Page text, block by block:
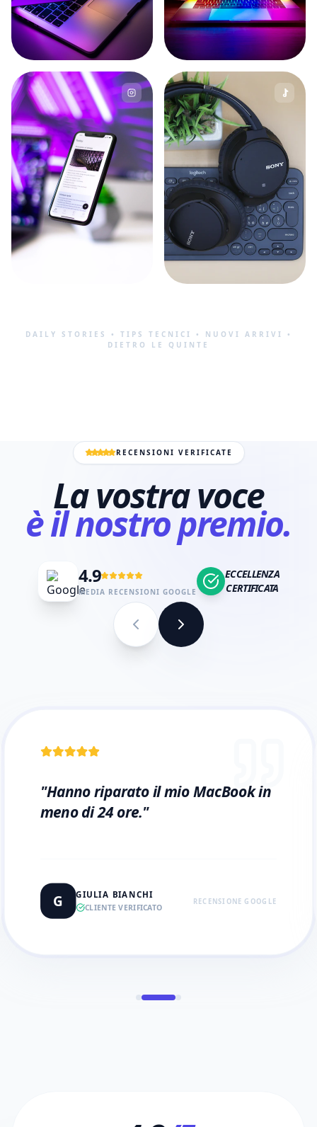
256 Watch 10k Watch
DAILY STORIES • TIPS TECNICI • NUOVI ARRIVI •
DIETRO LE QUINTE
RECENSIONI VERIFICATE
La vostra voce
è il nostro premio.
4.9
MEDIA RECENSIONI GOOGLE
ECCELLENZA
CERTIFICATA
"Hanno riparato il mio MacBook in
meno di 24 ore."
G GIULIA BIANCHI
CLIENTE VERIFICATO
RECENSIONE GOOGLE